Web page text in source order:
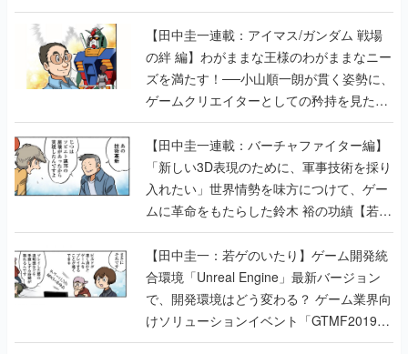
【田中圭一連載：アイマス/ガンダム 戦場
の絆 編】わがままな王様のわがままなニー
ズを満たす！──小山順一朗が貫く姿勢に、
ゲームクリエイターとしての矜持を見た
【若ゲのいたり最終回】
【田中圭一連載：バーチャファイター編】
「新しい3D表現のために、軍事技術を採り
入れたい」世界情勢を味方につけて、ゲー
ムに革命をもたらした鈴木 裕の功績【若ゲ
のいたり】
【田中圭一：若ゲのいたり】ゲーム開発統
合環境「Unreal Engine」最新バージョン
で、開発環境はどう変わる？ ゲーム業界向
けソリューションイベント「GTMF2019」
に行って、より理解を深めよう【PR】